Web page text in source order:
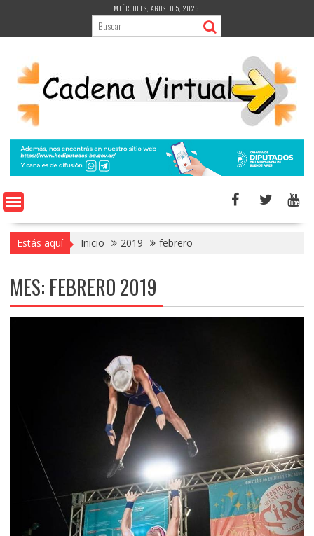
contenido
MIÉRCOLES, AGOSTO 5, 2026
Estás aquí Inicio 2019 febrero
MES: FEBRERO 2019